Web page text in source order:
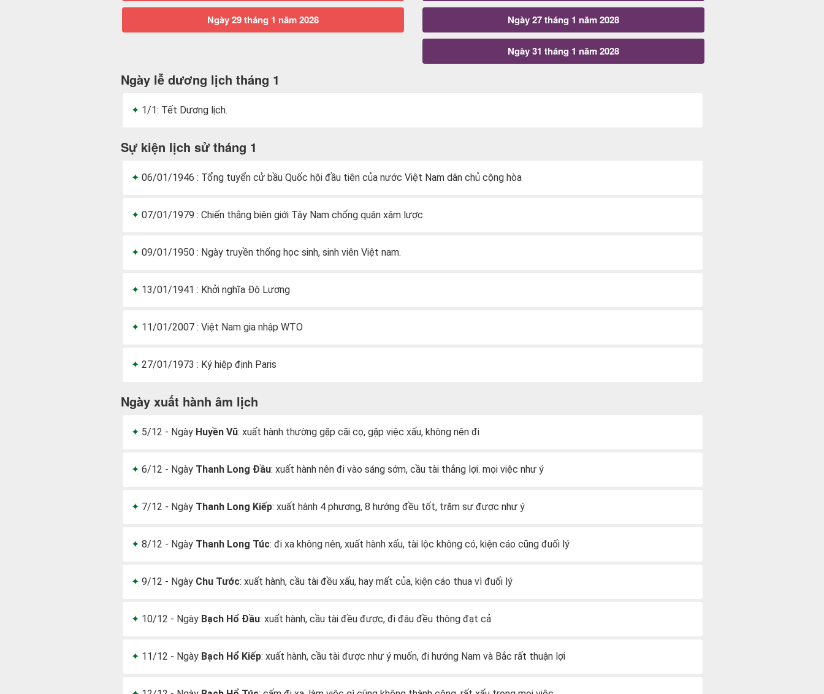
Ngày 29 tháng 1 năm 2028 Ngày 27 tháng 1 năm 2028
Ngày 31 tháng 1 năm 2028
Ngày lễ dương lịch tháng 1
1/1: Tết Dương lịch.
Sự kiện lịch sử tháng 1
06/01/1946 : Tổng tuyển cử bầu Quốc hội đầu tiên của nước Việt Nam dân chủ cộng hòa
07/01/1979 : Chiến thắng biên giới Tây Nam chống quân xâm lược
09/01/1950 : Ngày truyền thống học sinh, sinh viên Việt nam.
13/01/1941 : Khởi nghĩa Đô Lương
11/01/2007 : Việt Nam gia nhập WTO
27/01/1973 : Ký hiệp định Paris
Ngày xuất hành âm lịch
5/12 - Ngày Huyền Vũ: xuất hành thường gặp cãi cọ, gặp việc xấu, không nên đi
6/12 - Ngày Thanh Long Đầu: xuất hành nên đi vào sáng sớm, cầu tài thắng lợi. mọi việc như ý
7/12 - Ngày Thanh Long Kiếp: xuất hành 4 phương, 8 hướng đều tốt, trăm sự được như ý
8/12 - Ngày Thanh Long Túc: đi xa không nên, xuất hành xấu, tài lộc không có, kiện cáo cũng đuối lý
9/12 - Ngày Chu Tước: xuất hành, cầu tài đều xấu, hay mất của, kiện cáo thua vì đuối lý
10/12 - Ngày Bạch Hổ Đầu: xuất hành, cầu tài đều được, đi đâu đều thông đạt cả
11/12 - Ngày Bạch Hổ Kiếp: xuất hành, cầu tài được như ý muốn, đi hướng Nam và Bắc rất thuận lợi